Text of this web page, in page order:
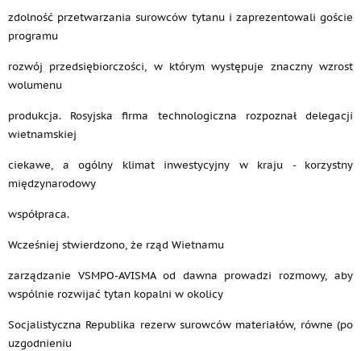
zdolność przetwarzania surowców tytanu i zaprezentowali goście
programu
rozwój przedsiębiorczości, w którym występuje znaczny wzrost
wolumenu
produkcja. Rosyjska firma technologiczna rozpoznał delegacji
wietnamskiej
ciekawe, a ogólny klimat inwestycyjny w kraju - korzystny
międzynarodowy
współpraca.
Wcześniej stwierdzono, że rząd Wietnamu
zarządzanie VSMPO-AVISMA od dawna prowadzi rozmowy, aby
wspólnie rozwijać tytan kopalni w okolicy
Socjalistyczna Republika rezerw surowców materiałów, równe (po
uzgodnieniu